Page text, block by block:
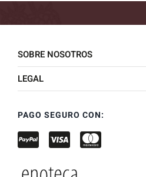
SOBRE NOSOTROS
LEGAL
PAGO SEGURO CON: